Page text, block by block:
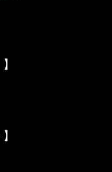
】
】